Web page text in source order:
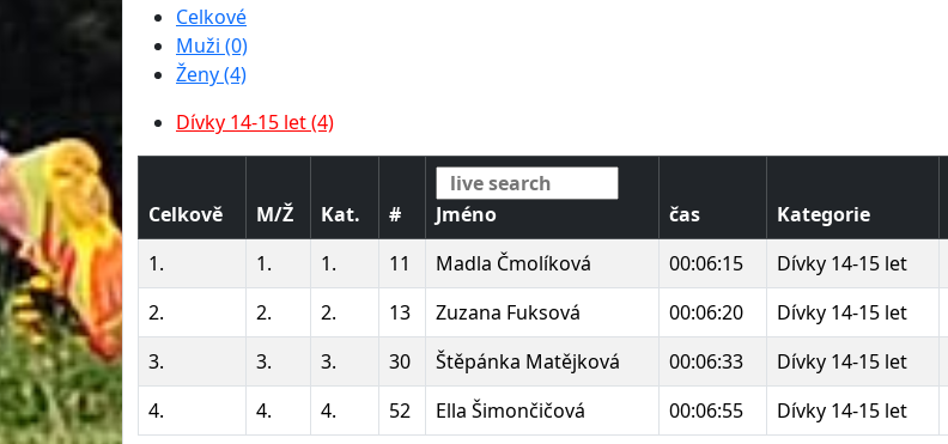
Celkové
Muži (0)
Ženy (4)
Dívky 14-15 let (4)
Celkově M/Ž Kat. # Jméno čas Kategorie
1.
1. 1. 11 Madla Čmolíková 00:06:15 Dívky 14-15 let
2.
2. 2. 13 Zuzana Fuksová 00:06:20 Dívky 14-15 let
3.
3. 3. 30 Štěpánka Matějková 00:06:33 Dívky 14-15 let
4.
4. 4. 52 Ella Šimončičová 00:06:55 Dívky 14-15 let